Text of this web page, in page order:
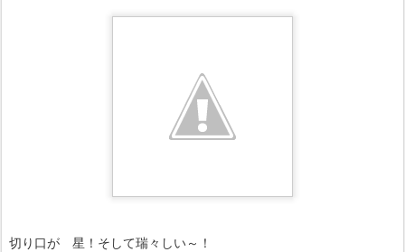
切り口が 星！そして瑞々しい～！